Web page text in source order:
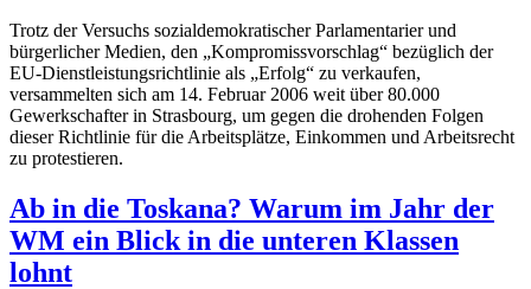
Trotz der Versuchs sozialdemokratischer Parlamentarier und
bürgerlicher Medien, den „Kompromissvorschlag“ bezüglich der
EU-Dienstleistungsrichtlinie als „Erfolg“ zu verkaufen,
versammelten sich am 14. Februar 2006 weit über 80.000
Gewerkschafter in Strasbourg, um gegen die drohenden Folgen
dieser Richtlinie für die Arbeitsplätze, Einkommen und Arbeitsrecht
zu protestieren.
Ab in die Toskana? Warum im Jahr der
WM ein Blick in die unteren Klassen
lohnt